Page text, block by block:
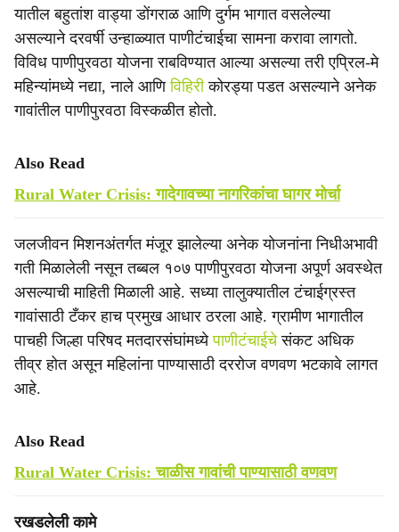
यातील बहुतांश वाड्या डोंगराळ आणि दुर्गम भागात वसलेल्या
असल्याने दरवर्षी उन्हाळ्यात पाणीटंचाईचा सामना करावा लागतो.
विविध पाणीपुरवठा योजना राबविण्यात आल्या असल्या तरी एप्रिल-मे
महिन्यांमध्ये नद्या, नाले आणिविहिरीकोरड्या पडत असल्याने अनेक
गावांतील पाणीपुरवठा विस्कळीत होतो.
Also Read
Rural Water Crisis: गादेगावच्या नागरिकांचा घागर मोर्चा
जलजीवन मिशनअंतर्गत मंजूर झालेल्या अनेक योजनांना निधीअभावी
गती मिळालेली नसून तब्बल १०७ पाणीपुरवठा योजना अपूर्ण अवस्थेत
असल्याची माहिती मिळाली आहे. सध्या तालुक्यातील टंचाईग्रस्त
गावांसाठी टँकर हाच प्रमुख आधार ठरला आहे. ग्रामीण भागातील
पाचही जिल्हा परिषद मतदारसंघांमध्येपाणीटंचाईचेसंकट अधिक
तीव्र होत असून महिलांना पाण्यासाठी दररोज वणवण भटकावे लागत
आहे.
Also Read
Rural Water Crisis: चाळीस गावांची पाण्यासाठी वणवण
रखडलेली कामे